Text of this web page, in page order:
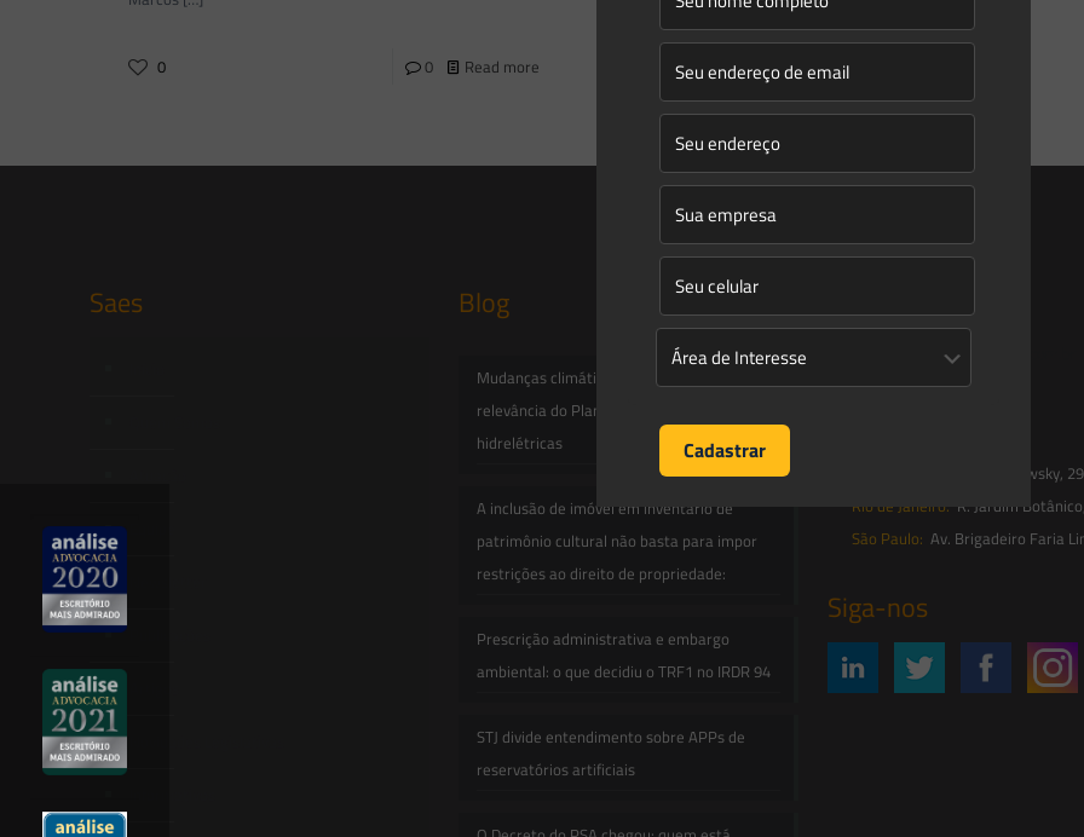
0 0 Read more
Saes Blog
Mudanças climáticas, risco operacional e a
relevância do Plano Clima 2026 para as
hidrelétricas
A inclusão de imóvel em inventário de
patrimônio cultural não basta para impor
restrições ao direito de propriedade:
Prescrição administrativa e embargo
ambiental: o que decidiu o TRF1 no IRDR 94
STJ divide entendimento sobre APPs de
reservatórios artificiais
Entre em contato
contato@saesadvogados.com.br
Av. Trompowsky,
Rio de Janeiro: R. Jardim
São Paulo: Av. Brigadeiro Faria
Siga-nos